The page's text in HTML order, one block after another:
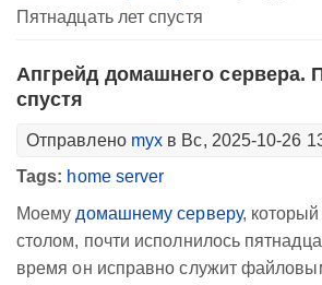
Пятнадцать лет спустя
Апгрейд домашнего сервера.
спустя
Отправлено myx в Вс, 2025-10-26
Tags: home server
Моему домашнему серверу,
столом, почти исполнилось
время он исправно служит